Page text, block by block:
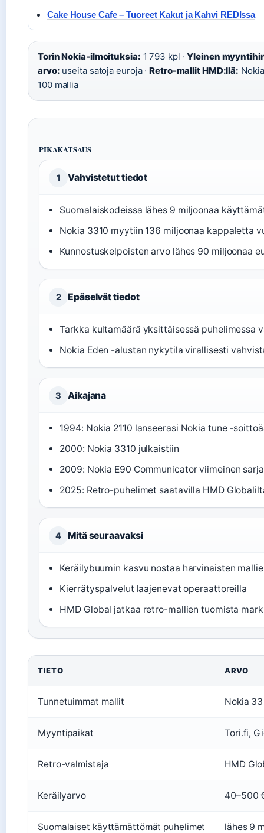
Cake House Cafe – Tuoreet Kakut ja Kahvi REDIssa
Torin Nokia-ilmoituksia: 1 793 kpl ·Yleinen
arvo: useita satoja euroja ·Retro-mallit HMD:llä:
100 mallia
PIKAKATSAUS
1 Vahvistetut tiedot
Suomalaiskodeissa lähes 9 miljoonaa
Nokia 3310 myytiin 136 miljoonaa kappaletta
Kunnostuskelpoisten arvo lähes 90 miljoonaa
2 Epäselvät tiedot
Tarkka kultamäärä yksittäisessä puhelimessa
Nokia Eden -alustan nykytila virallisesti
3 Aikajana
1994: Nokia 2110 lanseerasi Nokia tune -
2000: Nokia 3310 julkaistiin
2009: Nokia E90 Communicator viimeinen
2025: Retro-puhelimet saatavilla HMD
4 Mitä seuraavaksi
Keräilybuumin kasvu nostaa harvinaisten
Kierrätyspalvelut laajenevat operaattoreilla
HMD Global jatkaa retro-mallien tuomista
TIETO ARVO
Tunnetuimmat mallit Nokia
Myyntipaikat Tori.fi,
Retro-valmistaja HMD
Keräilyarvo 40–500
Suomalaiset käyttämättömät puhelimet lähes 9